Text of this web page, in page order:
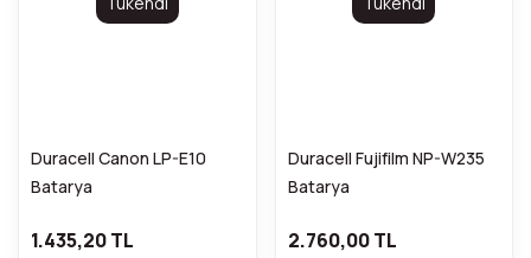
Duracell Canon LP-E10
Batarya
1.435,20 TL
Duracell Fujifilm NP-W235
Batarya
2.760,00 TL